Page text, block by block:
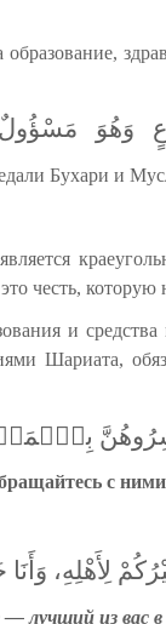
وَهُوَ مَسْؤُولٌ
Бухари и
честь, которую
и
Шариата,
с
لِأَهْلِهِ،
лучший из вас